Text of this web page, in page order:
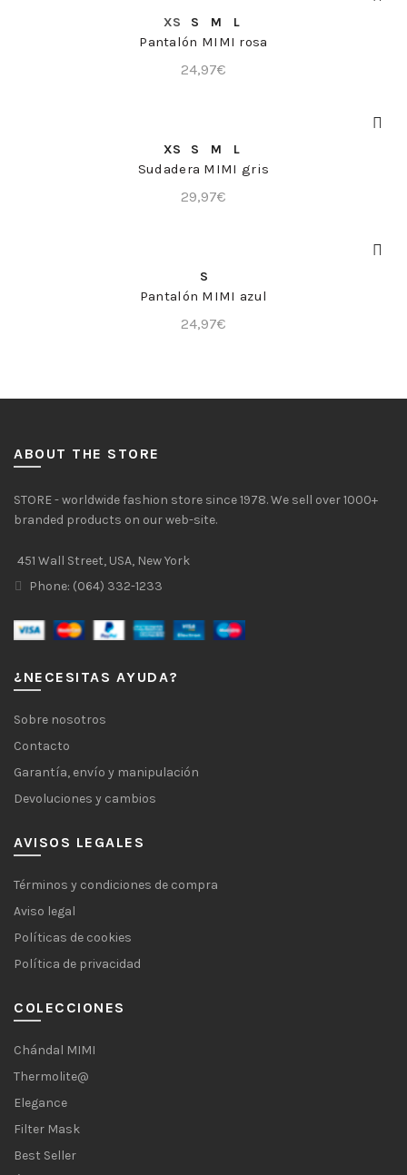
COMPRA RÁPIDA
XS S M L
Pantalón MIMI rosa
24,97€
COMPRA RÁPIDA
XS S M L
Sudadera MIMI gris
29,97€
COMPRA RÁPIDA
S
Pantalón MIMI azul
24,97€
ABOUT THE STORE
STORE - worldwide fashion store since 1978. We sell over 1000+
branded products on our web-site.
451 Wall Street, USA, New York
Phone: (064) 332-1233
¿NECESITAS AYUDA?
Sobre nosotros
Contacto
Garantía, envío y manipulación
Devoluciones y cambios
AVISOS LEGALES
Términos y condiciones de compra
Aviso legal
Políticas de cookies
Política de privacidad
COLECCIONES
Chándal MIMI
Thermolite@
Elegance
Filter Mask
Best Seller